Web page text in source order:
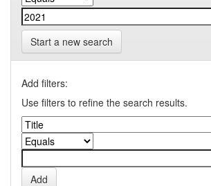
Start a new search
Add filters:
Use filters to refine the search results.